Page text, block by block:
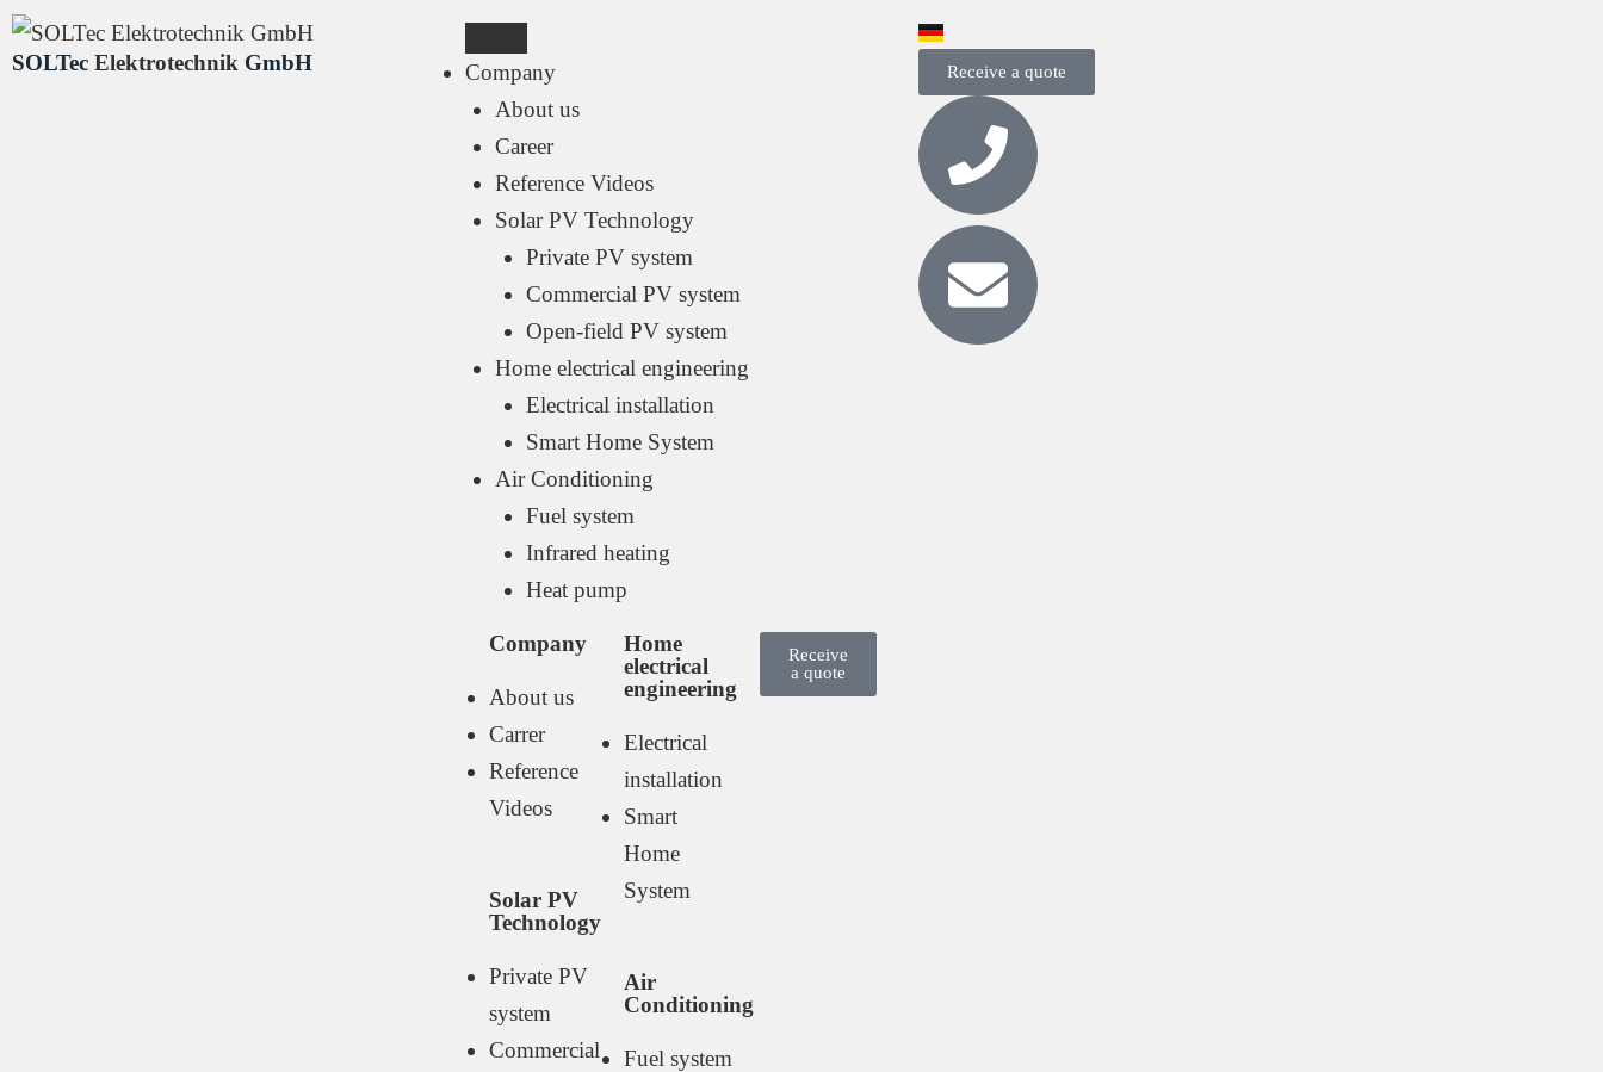
SOLTec Elektrotechnik GmbH
Company
About us
Career
Reference Videos
Solar PV Technology
Private PV system
Commercial PV system
Open-field PV system
Home electrical engineering
Electrical installation
Smart Home System
Air Conditioning
Fuel system
Infrared heating
Heat pump
Company
About us
Carrer
Reference
Videos
Solar PV
Technology
Private PV
system
Commercial
Home
electrical
engineering
Electrical
installation
Smart
Home
System
Air
Conditioning
Fuel system
Receive
a quote
Receive a quote